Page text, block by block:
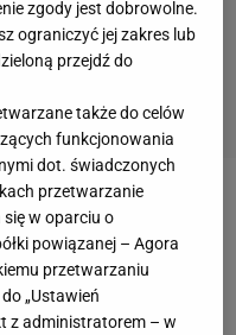
doskonale
a dodany do
tworzy wyśmienitą
oprzeć się
zgody jest dobrowolne.
ograniczyć jej zakres lub
przejdź do
także do celów
funkcjonowania
dot. świadczonych
przetwarzanie
w oparciu o
powiązanej – Agora
przetwarzaniu
„Ustawień
z administratorem – w